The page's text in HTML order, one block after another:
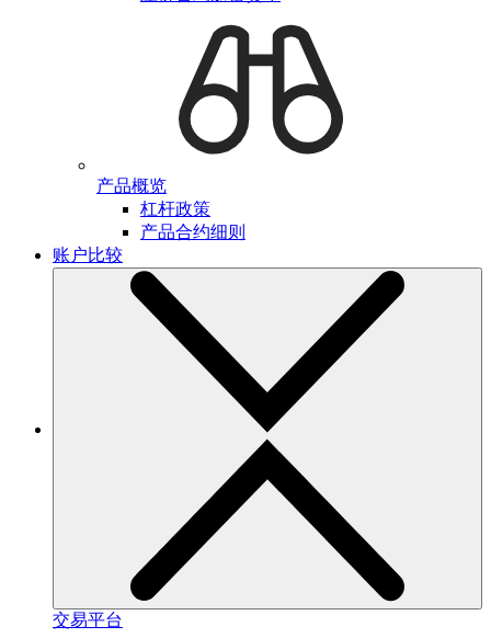
产品概览
杠杆政策
产品合约细则
账户比较
交易平台